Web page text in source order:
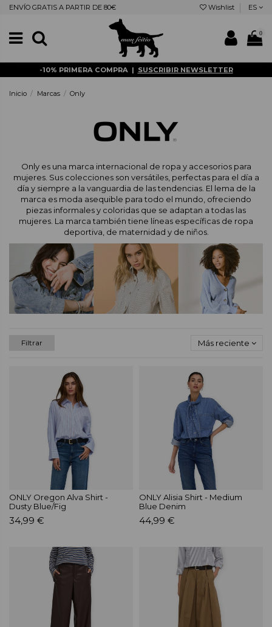
ENVÍO GRATIS A PARTIR DE 80€ Wishlist ES
0
-10% PRIMERA COMPRA | SUSCRIBIR NEWSLETTER
Inicio Marcas Only
Only es una marca internacional de ropa y accesorios para
mujeres. Sus colecciones son versátiles, perfectas para el día a
día y siempre a la vanguardia de las tendencias. El lema de la
marca es moda asequible para todo el mundo, ofreciendo
piezas informales y coloridas que se adaptan a todas las
mujeres. La marca también tiene líneas específicas de ropa
deportiva, de maternidad y de niños.
Filtrar Más reciente
ONLY Oregon Alva Shirt -
Dusty Blue/Fig
34,99 €
ONLY Alisia Shirt - Medium
Blue Denim
44,99 €